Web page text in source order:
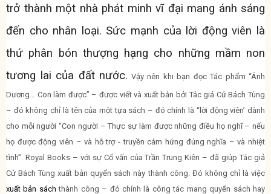
trở thành một nhà phát minh vĩ đại mang ánh sáng
đến cho nhân loại. Sức mạnh của lời động viên là
thứ phân bón thượng hạng cho những mầm non
tương lai của đất nước. Vậy nên khi bạn đọc Tác phẩm “Ánh
Dương… Con làm được” – được viết và xuất bản bởi Tác giả Cử Bách Tùng
– đó không chỉ là tên của một tựa sách – đó chính là “lời động viên’ dành
cho mỗi người “Con người – Thực sự làm được những điều họ nghĩ – nếu
họ được động viên – và hỗ trợ - truyền cảm hứng đúng nghĩa – và nhiệt
tình”. Royal Books – với sự Cố vấn của Trần Trung Kiên – đã giúp Tác giả
Cử Bách Tùng xuất bản quyển sách này thành công. Đó không chỉ là việc
xuất bản sách thành công – đó chính là công tác mang quyển sách hay